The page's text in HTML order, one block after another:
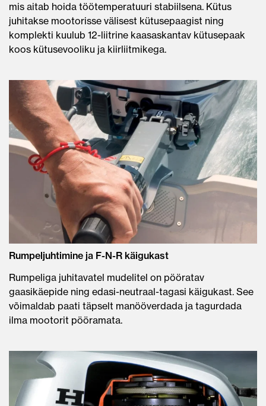
mis aitab hoida töötemperatuuri stabiilsena. Kütus
juhitakse mootorisse välisest kütusepaagist ning
komplekti kuulub 12-liitrine kaasaskantav kütusepaak
koos kütusevooliku ja kiirliitmikega.
Rumpeljuhtimine ja F-N-R käigukast
Rumpeliga juhitavatel mudelitel on pööratav
gaasikäepide ning edasi-neutraal-tagasi käigukast. See
võimaldab paati täpselt manööverdada ja tagurdada
ilma mootorit pööramata.